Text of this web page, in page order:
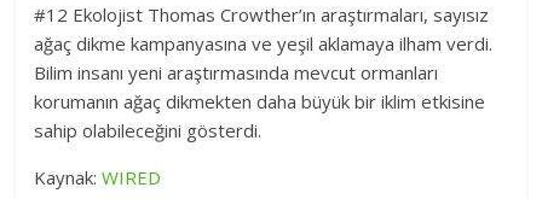
#12 Ekolojist Thomas Crowther’ın araştırmaları, sayısız
ağaç dikme kampanyasına ve yeşil aklamaya ilham verdi.
Bilim insanı yeni araştırmasında mevcut ormanları
korumanın ağaç dikmekten daha büyük bir iklim etkisine
sahip olabileceğini gösterdi.
Kaynak:WIRED